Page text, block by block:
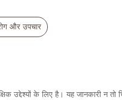
और उपचार
उद्देश्यों के लिए है। यह जानकारी न